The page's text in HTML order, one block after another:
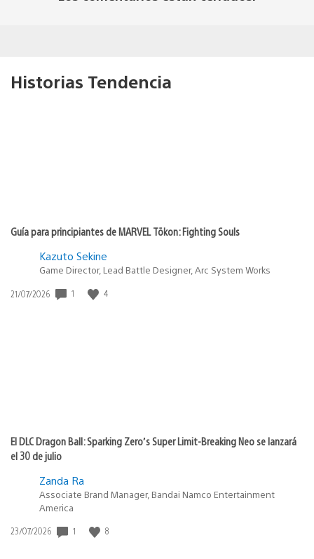
Historias Tendencia
Guía para principiantes de MARVEL Tōkon: Fighting Souls
Kazuto Sekine
Game Director, Lead Battle Designer, Arc System Works
Fecha
21/07/2026 1 4
El DLC Dragon Ball: Sparking Zero’s Super Limit-Breaking Neo se lanzará
el 30 de julio
Zanda Ra
Associate Brand Manager, Bandai Namco Entertainment
America
Fecha
23/07/2026 1 8